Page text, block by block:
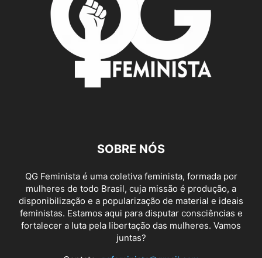
SOBRE NÓS
QG Feminista é uma coletiva feminista, formada por
mulheres de todo Brasil, cuja missão é produção, a
disponibilização e a popularização de material e ideais
feministas. Estamos aqui para disputar consciências e
fortalecer a luta pela libertação das mulheres. Vamos
juntas?